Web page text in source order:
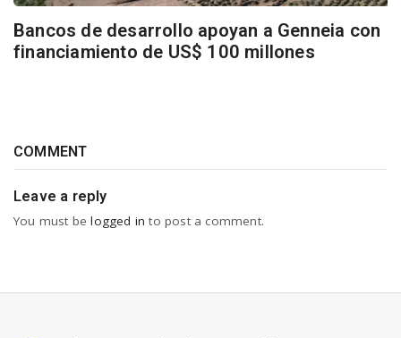
Bancos de desarrollo apoyan a Genneia con
financiamiento de US$ 100 millones
COMMENT
Leave a reply
You must belogged in to post a comment.